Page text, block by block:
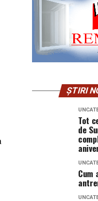
ȘTIRI
Tot
de
Cum